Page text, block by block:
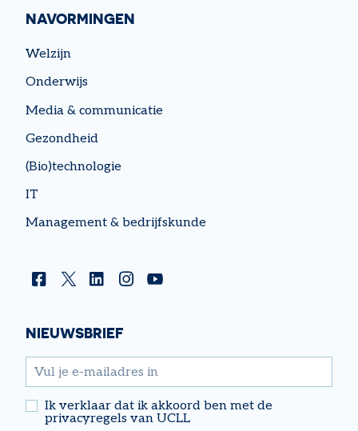
NAVORMINGEN
Welzijn
Onderwijs
Media & communicatie
Gezondheid
(Bio)technologie
IT
Management & bedrijfskunde
NIEUWSBRIEF
email
Ik verklaar dat ik akkoord ben met de
privacyregels van UCLL